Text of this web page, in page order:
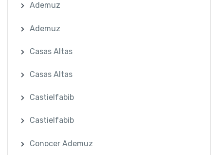
Ademuz
Ademuz
Casas Altas
Casas Altas
Castielfabib
Castielfabib
Conocer Ademuz